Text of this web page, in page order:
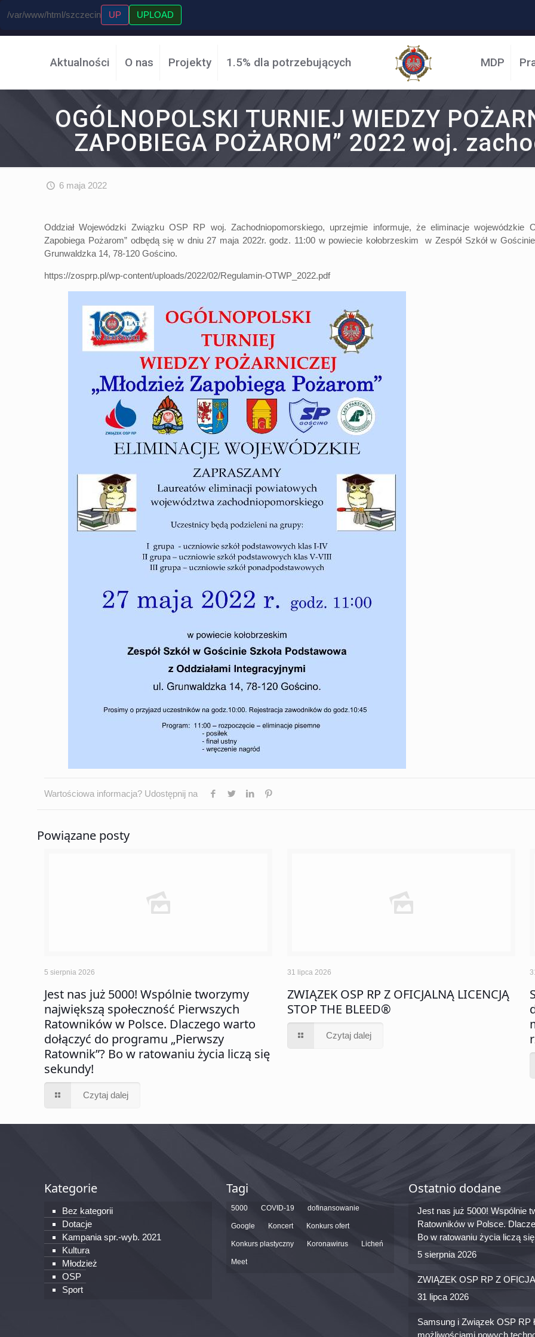
/var/www/html/szczecin UP UPLOAD
Aktualności O nas Projekty 1.5% dla potrzebujących MDP
OGÓLNOPOLSKI TURNIEJ WIEDZY
ZAPOBIEGA POŻAROM” 2022 woj.
6 maja 2022
Oddział Wojewódzki Związku OSP RP woj. Zachodniopomorskiego, uprzejmie informuje, że eliminacje wojewódzkie
Zapobiega Pożarom” odbędą się w dniu 27 maja 2022r. godz. 11:00 w powiecie kołobrzeskim w Zespół Szkół w
Grunwaldzka 14, 78-120 Gościno.
https://zosprp.pl/wp-content/uploads/2022/02/Regulamin-OTWP_2022.pdf
Wartościowa informacja? Udostępnij na
Powiązane posty
5 sierpnia 2026
Jest nas już 5000! Wspólnie tworzymy
największą społeczność Pierwszych
Ratowników w Polsce. Dlaczego warto
dołączyć do programu „Pierwszy
Ratownik”? Bo w ratowaniu życia liczą się
sekundy!
Czytaj dalej
31 lipca 2026
ZWIĄZEK OSP RP Z OFICJALNĄ LICENCJĄ
STOP THE BLEED®
Czytaj dalej
Kategorie
Bez kategorii
Dotacje
Kampania spr.-wyb. 2021
Kultura
Młodzież
OSP
Sport
Tagi
5000 COVID-19 dofinansowanie
Google Koncert Konkurs ofert
Konkurs plastyczny Koronawirus Licheń
Meet
Ostatnio dodane
Jest nas już 5000! Wspólnie
Ratowników w Polsce.
Bo w ratowaniu życia liczą
5 sierpnia 2026
ZWIĄZEK OSP RP Z
31 lipca 2026
Samsung i Związek OSP RP
możliwościami nowych